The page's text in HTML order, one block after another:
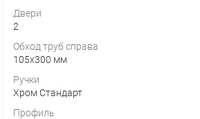
Двери
2
Обход труб справа
105х300 мм
Ручки
Хром Стандарт
Профиль